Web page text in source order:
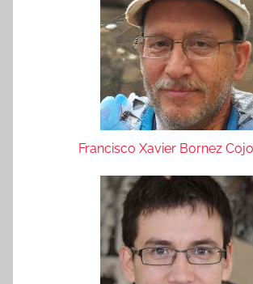
Francisco Xavier Bornez